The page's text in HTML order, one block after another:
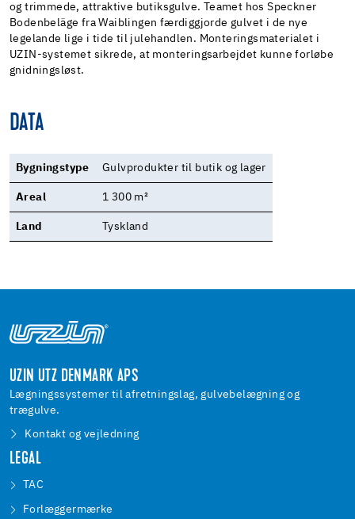
og trimmede, attraktive butiksgulve. Teamet hos Speckner
Bodenbeläge fra Waiblingen færdiggjorde gulvet i de nye
legelande lige i tide til julehandlen. Monteringsmaterialet i
UZIN-systemet sikrede, at monteringsarbejdet kunne forløbe
gnidningsløst.
DATA
Bygningstype Gulvprodukter til butik og lager
Areal 1 300 m²
Land Tyskland
UZIN UTZ DENMARK APS
Lægningssystemer til afretningslag, gulvebelægning og
trægulve.
Kontakt og vejledning
LEGAL
TAC
Forlæggermærke